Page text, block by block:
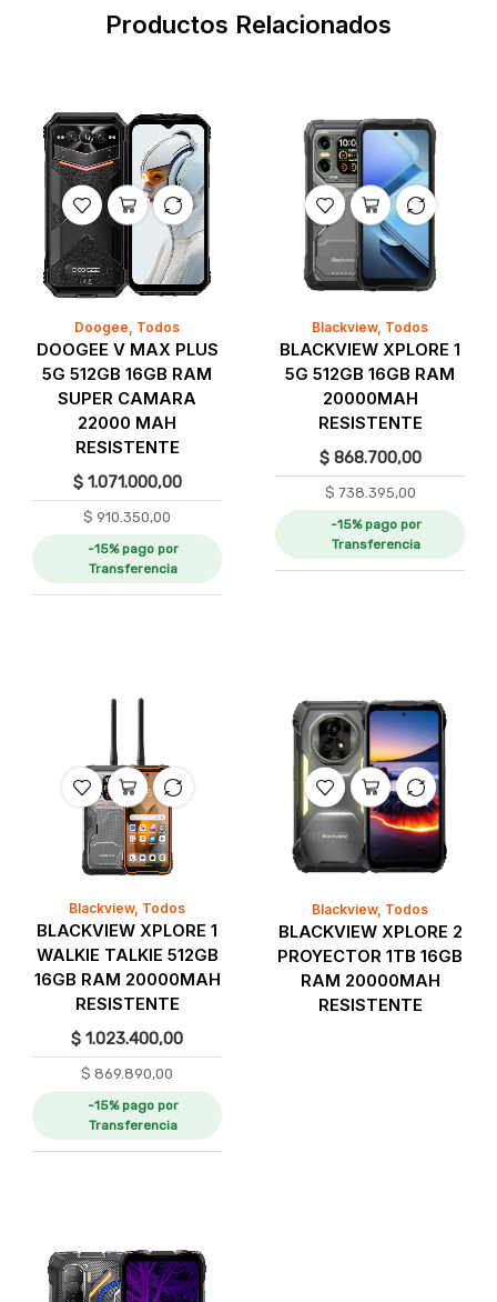
Productos Relacionados
Doogee Todos
DOOGEE V MAX PLUS
5G 512GB 16GB RAM
SUPER CAMARA
22000 MAH
RESISTENTE
$1.071.000,00
$ 910.350,00
-15% pago por
Transferencia
Blackview, Todos
BLACKVIEW XPLORE 1
5G 512GB 16GB RAM
20000MAH
RESISTENTE
$868.700,00
$ 738.395,00
-15% pago por
Transferencia
Blackview, Todos
BLACKVIEW XPLORE 1
WALKIE TALKIE 512GB
16GB RAM 20000MAH
RESISTENTE
$ 1.023.400,00
$ 869.890,00
-15% pago por
Transferencia
Blackview, Todos
BLACKVIEW XPLORE 2
PROYECTOR 1TB 16GB
RAM 20000MAH
RESISTENTE